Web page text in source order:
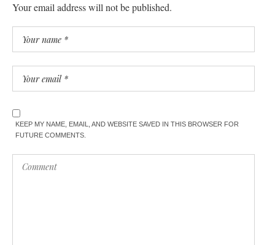
Your email address will not be published.
KEEP MY NAME, EMAIL, AND WEBSITE SAVED IN THIS BROWSER FOR
FUTURE COMMENTS.